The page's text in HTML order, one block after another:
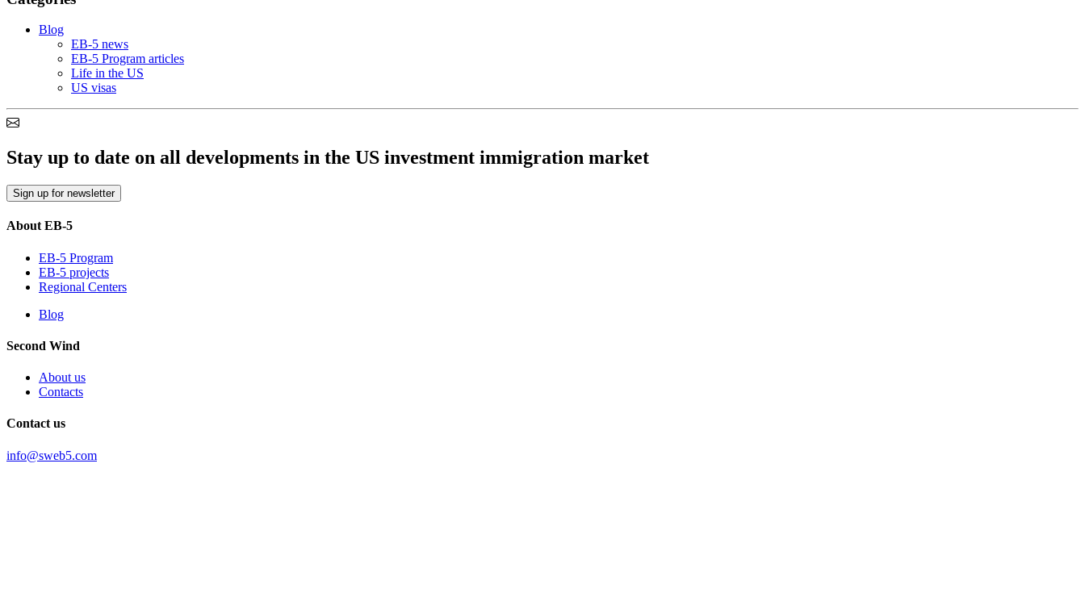
Blog
EB-5 news
EB-5 Program articles
Life in the US
US visas
Stay up to date on all developments in the US investment immigration market
Sign up for newsletter
About EB-5
EB-5 Program
EB-5 projects
Regional Centers
Blog
Second Wind
About us
Contacts
Contact us
info@sweb5.com